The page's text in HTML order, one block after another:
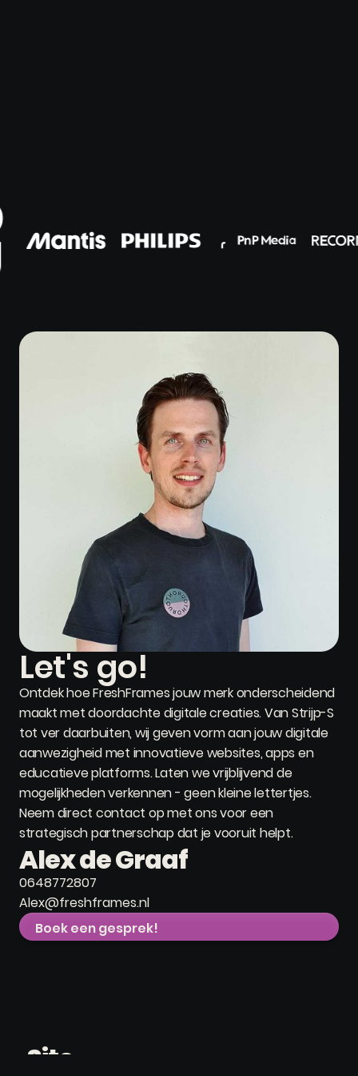
Let's go!
Ontdek hoe FreshFrames jouw merk onderscheidend
maakt met doordachte digitale creaties. Van Strijp-S
tot ver daarbuiten, wij geven vorm aan jouw digitale
aanwezigheid met innovatieve websites, apps en
educatieve platforms. Laten we vrijblijvend de
mogelijkheden verkennen - geen kleine lettertjes.
Neem direct contact op met ons voor een
strategisch partnerschap dat je vooruit helpt.
Alex de Graaf
0648772807
Alex@freshframes.nl
Boek een gesprek!
Site